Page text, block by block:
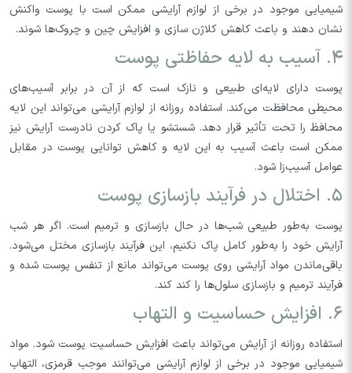
شیمیایی موجود در برخی از لوازم آرایشی ممکن است با پوست واکنش
نشان دهند و باعث کاهش کلاژن سازی و افزایش چین و چروک‌ها شوند.
۴. آسیب به لایه حفاظتی پوست
پوست دارای لایه‌ای طبیعی و نازک است که از آن در برابر آسیب‌های
محیطی محافظت می‌کند. استفاده روزانه از لوازم آرایشی می‌تواند این لایه
محافظ را تحت تأثیر قرار دهد. شستشو یا پاک کردن نادرست آرایش نیز
ممکن است باعث آسیب به این لایه و کاهش توانایی پوست در مقابل
عوامل آسیب‌زا شود.
۵. اختلال در فرآیند بازسازی پوست
پوست به‌طور طبیعی شب‌ها در حال بازسازی و ترمیم است. اگر هر شب
آرایش خود را به‌طور کامل پاک نکنیم، این فرآیند بازسازی مختل می‌شود.
باقی‌ماندن مواد آرایشی روی پوست می‌تواند مانع از تنفس پوست شده و
فرآیند ترمیم و بازسازی سلول‌ها را کند کند.
۶. افزایش حساسیت و التهاب
استفاده روزانه از آرایش می‌تواند باعث افزایش حساسیت پوست شود. مواد
شیمیایی موجود در برخی از لوازم آرایشی می‌توانند موجب قرمزی، التهاب